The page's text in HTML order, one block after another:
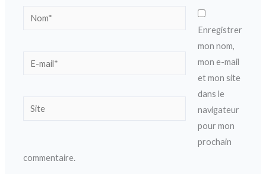
Nom*
E-
Site
Enregistrer
mon nom,
mon e-mail
et mon site
dans le
navigateur
pour mon
prochain
commentaire.